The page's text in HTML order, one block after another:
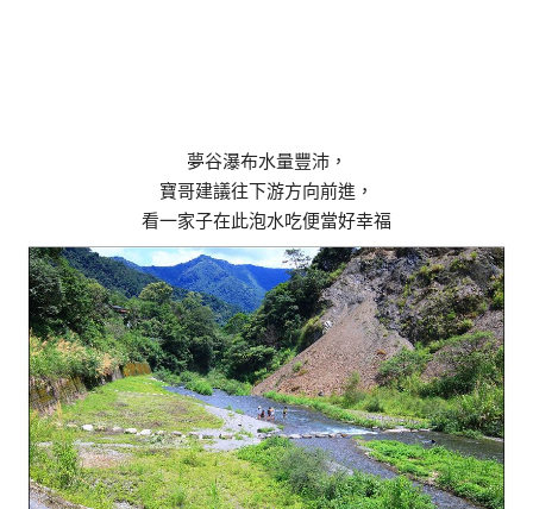
夢谷瀑布水量豐沛，
寶哥建議往下游方向前進，
看一家子在此泡水吃便當好幸福